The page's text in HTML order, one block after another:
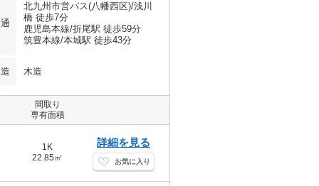
北九州市営バス(八幡西区)/浅川
橋 徒歩7分
鹿児島本線/折尾駅 徒歩59分
筑豊本線/本城駅 徒歩43分
木造
間取り
専有面積
1K
22.85㎡
詳細を見る
お気に入り